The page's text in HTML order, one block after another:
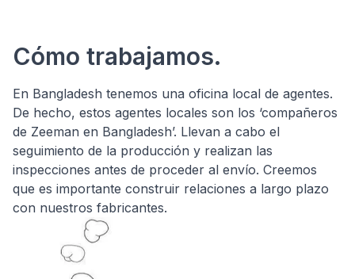
Cómo trabajamos.
En Bangladesh tenemos una oficina local de agentes.
De hecho, estos agentes locales son los ‘compañeros
de Zeeman en Bangladesh’. Llevan a cabo el
seguimiento de la producción y realizan las
inspecciones antes de proceder al envío. Creemos
que es importante construir relaciones a largo plazo
con nuestros fabricantes.